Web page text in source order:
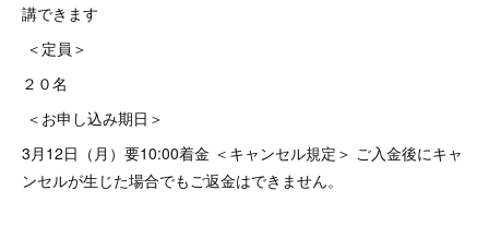
講できます
＜定員＞
２０名
＜お申し込み期日＞
3月12日（月）要10:00着金 ＜キャンセル規定＞ ご入金後にキャ
ンセルが生じた場合でもご返金はできません。